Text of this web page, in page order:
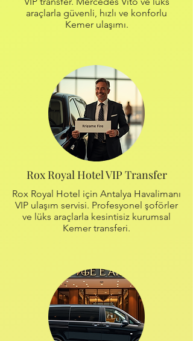
araçlarla güvenli, hızlı ve konforlu
Kemer ulaşımı.
Rox Royal Hotel VIP Transfer
Rox Royal Hotel için Antalya Havalimanı
VIP ulaşım servisi. Profesyonel şoförler
ve lüks araçlarla kesintisiz kurumsal
Kemer transferi.